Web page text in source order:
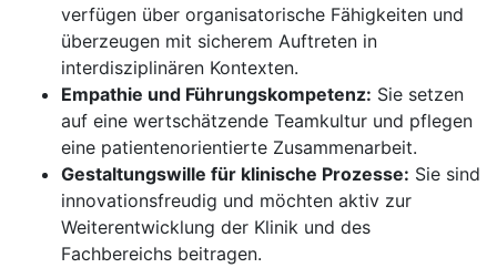
verfügen über organisatorische Fähigkeiten und
überzeugen mit sicherem Auftreten in
interdisziplinären Kontexten.
Empathie und Führungskompetenz: Sie setzen
auf eine wertschätzende Teamkultur und pflegen
eine patientenorientierte Zusammenarbeit.
Gestaltungswille für klinische Prozesse: Sie sind
innovationsfreudig und möchten aktiv zur
Weiterentwicklung der Klinik und des
Fachbereichs beitragen.